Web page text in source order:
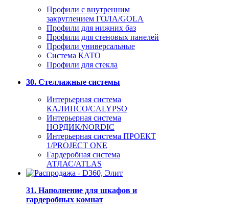
Профили с внутренним
закруглением ГОЛА/GOLA
Профили для нижних баз
Профили для стеновых панелей
Профили универсальные
Система КАТО
Профили для стекла
30. Стеллажные системы
Интерьерная система
КАЛИПСО/CALYPSO
Интерьерная система
НОРДИК/NORDIC
Интерьерная система ПРОЕКТ
1/PROJECT ONE
Гардеробная система
АТЛАС/ATLAS
31. Наполнение для шкафов и
гардеробных комнат